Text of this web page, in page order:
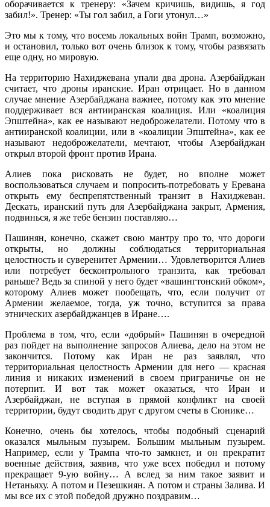
оборачивается к тренеру: «Зачем кричишь, видишь, я год
забил!». Тренер: «Ты гол забил, а Гоги утонул…»
Это мы к тому, что восемь локальных войн Трамп, возможно,
и остановил, только вот очень близок к тому, чтобы развязать
еще одну, но мировую.
На территорию Нахиджевана упали два дрона. Азербайджан
считает, что дроны иранские. Иран отрицает. Но в данном
случае мнение Азербайджана важнее, потому как это мнение
поддерживает вся антииранская коалиция. Или «коалиция
Эпштейна», как ее называют недоброжелатели. Потому что в
антииранской коалиции, или в «коалиции Эпштейна», как ее
называют недоброжелатели, мечтают, чтобы Азербайджан
открыл второй фронт против Ирана.
Алиев пока рисковать не будет, но вполне может
воспользоваться случаем и попросить-потребовать у Еревана
открыть ему беспрепятственный транзит в Нахиджеван.
Дескать, иранский путь для Азербайджана закрыт, Армения,
подвинься, я же тебе бензин поставляю…
Пашинян, конечно, скажет свою мантру про то, что дороги
открыты, но должны соблюдаться территориальная
целостность и суверенитет Армении… Удовлетворится Алиев
или потребует бесконтрольного транзита, как требовал
раньше? Ведь за спиной у него будет «вашингтонский обком»,
которому Алиев может пообещать, что, если получит от
Армении желаемое, тогда, уж точно, вступится за права
этнических азербайджанцев в Иране….
Проблема в том, что, если «добрый» Пашинян в очередной
раз пойдет на выполнение запросов Алиева, дело на этом не
закончится. Потому как Иран не раз заявлял, что
территориальная целостность Армении для него — красная
линия и никаких изменений в своем приграничье он не
потерпит. И вот так может оказаться, что Иран и
Азербайджан, не вступая в прямой конфликт на своей
территории, будут сводить друг с другом счеты в Сюнике…
Конечно, очень бы хотелось, чтобы подобный сценарий
оказался мыльным пузырем. Большим мыльным пузырем.
Например, если у Трампа что-то замкнет, и он прекратит
военные действия, заявив, что уже всех победил и потому
прекращает 9-ую войну… А вслед за ним такое заявит и
Нетаньяху. А потом и Пезешкиян. А потом и страны Залива. И
мы все их с этой победой дружно поздравим…